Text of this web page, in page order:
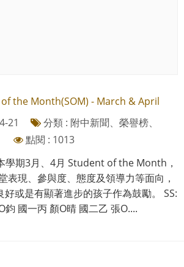
the Month(SOM) - March & April
21
分類 : 附中新聞、榮譽榜、
點閱 : 1013
學期3月、4月 Student of the Month，
表現、參與度、態度及領導力等面向，
或是有顯著進步的孩子作為鼓勵。 SS:
鈞 國一丙 顏O晴 國二乙 張O....